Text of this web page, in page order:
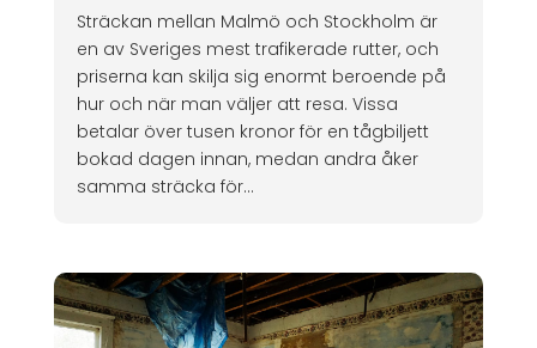
Sträckan mellan Malmö och Stockholm är
en av Sveriges mest trafikerade rutter, och
priserna kan skilja sig enormt beroende på
hur och när man väljer att resa. Vissa
betalar över tusen kronor för en tågbiljett
bokad dagen innan, medan andra åker
samma sträcka för...